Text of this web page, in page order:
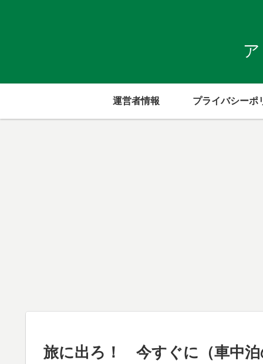
運営者情報 プライバシーポ
旅に出ろ！ 今すぐに（車中泊